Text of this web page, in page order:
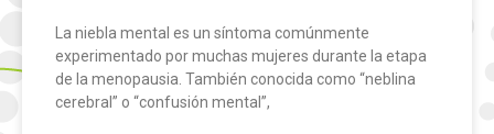
La niebla mental es un síntoma comúnmente
experimentado por muchas mujeres durante la etapa
de la menopausia. También conocida como “neblina
cerebral” o “confusión mental”,